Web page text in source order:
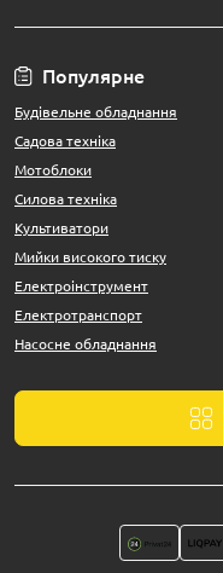
Популярне
Будівельне обладнання
Садова техніка
Мотоблоки
Силова техніка
Культиватори
Мийки високого тиску
Електроінструмент
Електротранспорт
Насосне обладнання